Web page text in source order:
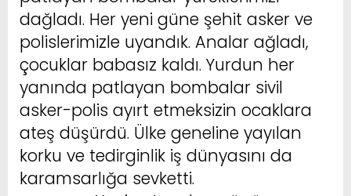
dağladı. Her yeni güne şehit asker ve
polislerimizle uyandık. Analar ağladı,
çocuklar babasız kaldı. Yurdun her
yanında patlayan bombalar sivil
asker-polis ayırt etmeksizin ocaklara
ateş düşürdü. Ülke geneline yayılan
korku ve tedirginlik iş dünyasını da
karamsarlığa sevketti.